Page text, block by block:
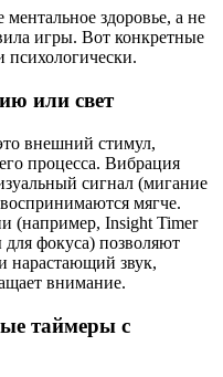
здоровье, а не
игры. Вот конкретные
психологически.
или свет
внешний стимул,
процесса. Вибрация
сигнал (мигание
мягче.
(например, Insight Timer
фокуса) позволяют
нарастающий звук,
внимание.
таймеры с